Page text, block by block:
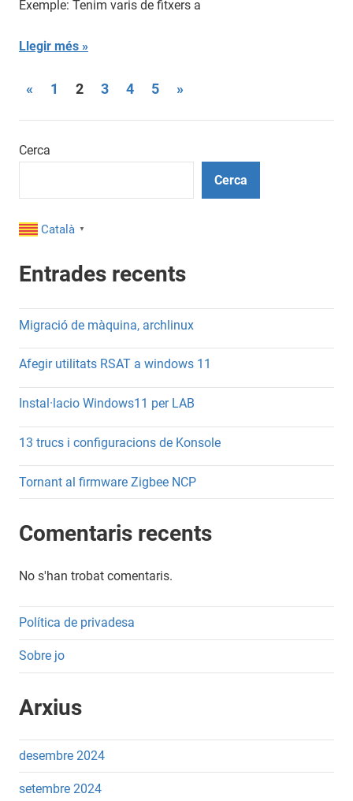
Exemple: Tenim varis de fitxers a
Llegir més
Paginació
de
les
« Entrades
1 2 3 4 5
Entrades
»
Cerca
Cerca
Català ▼
Entrades recents
Migració de màquina, archlinux
Afegir utilitats RSAT a windows 11
Instal·lacio Windows11 per LAB
13 trucs i configuracions de Konsole
Tornant al firmware Zigbee NCP
Comentaris recents
No s'han trobat comentaris.
Política de privadesa
Sobre jo
Arxius
desembre 2024
setembre 2024